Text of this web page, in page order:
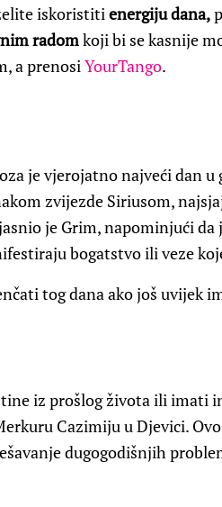
iskoristitienergiju dana,
radomkoji bi se kasnije
a prenosiYourTango.
je vjerojatno najveći dan u
zvijezde Siriusom,
je Grim, napominjući da
bogatstvo ili veze
tog dana ako još uvijek
iz prošlog života ili imati
Cazimiju u Djevici.
dugogodišnjih